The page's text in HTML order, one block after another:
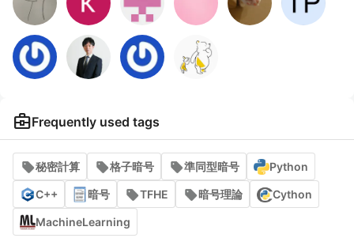
business_centerFrequently used tags
秘密計算 格子暗号 準同型暗号 Python
C++ 暗号 TFHE 暗号理論 Cython
MachineLearning